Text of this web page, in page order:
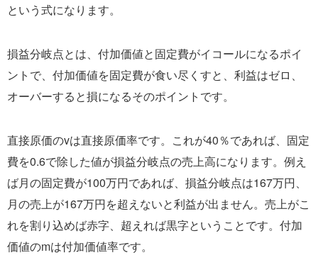
という式になります。
損益分岐点とは、付加価値と固定費がイコールになるポイ
ントで、付加価値を固定費が食い尽くすと、利益はゼロ、
オーバーすると損になるそのポイントです。
直接原価のvは直接原価率です。これが40％であれば、固定
費を0.6で除した値が損益分岐点の売上高になります。例え
ば月の固定費が100万円であれば、損益分岐点は167万円、
月の売上が167万円を超えないと利益が出ません。売上がこ
れを割り込めば赤字、超えれば黒字ということです。付加
価値のmは付加価値率です。